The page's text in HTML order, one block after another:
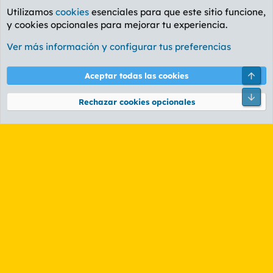
Foro General
Cookies
PL OLDSTYLE AMARILLO
Términos y reglas Política de privacidad Ayuda
Community platform by XenForo® © 2010-2026 XenForo Ltd.
Utilizamos cookies esenciales para que este sitio funcione,
y cookies opcionales para mejorar tu experiencia.
Ver más información y configurar tus preferencias
Aceptar todas las cookies
Rechazar cookies opcionales
Pie